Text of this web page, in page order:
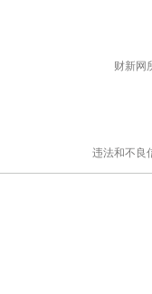
财新网
违法和不良